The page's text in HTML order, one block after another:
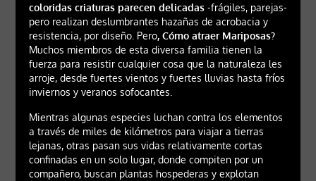
coloridas criaturas parecen delicadas-frágiles, parejas-
pero realizan deslumbrantes hazañas de acrobacia y
resistencia, por diseño. Pero, Cómo atraer Mariposas?
Muchos miembros de esta diversa familia tienen la
fuerza para resistir cualquier cosa que la naturaleza les
arroje, desde fuertes vientos y fuertes lluvias hasta fríos
inviernos y veranos sofocantes.
Mientras algunas especies luchan contra los elementos
a través de miles de kilómetros para viajar a tierras
lejanas, otras pasan sus vidas relativamente cortas
confinadas en un solo lugar, donde compiten por un
compañero, buscan plantas hospederas y explotan